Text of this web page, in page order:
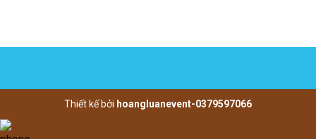
Thiết kế bởi hoangluanevent-0379597066